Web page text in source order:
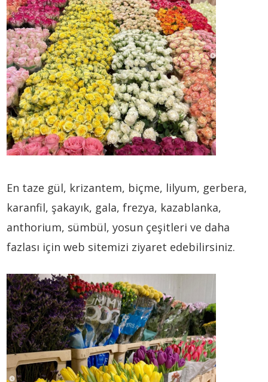
En taze gül, krizantem, biçme, lilyum, gerbera,
karanfil, şakayık, gala, frezya, kazablanka,
anthorium, sümbül, yosun çeşitleri ve daha
fazlası için web sitemizi ziyaret edebilirsiniz.